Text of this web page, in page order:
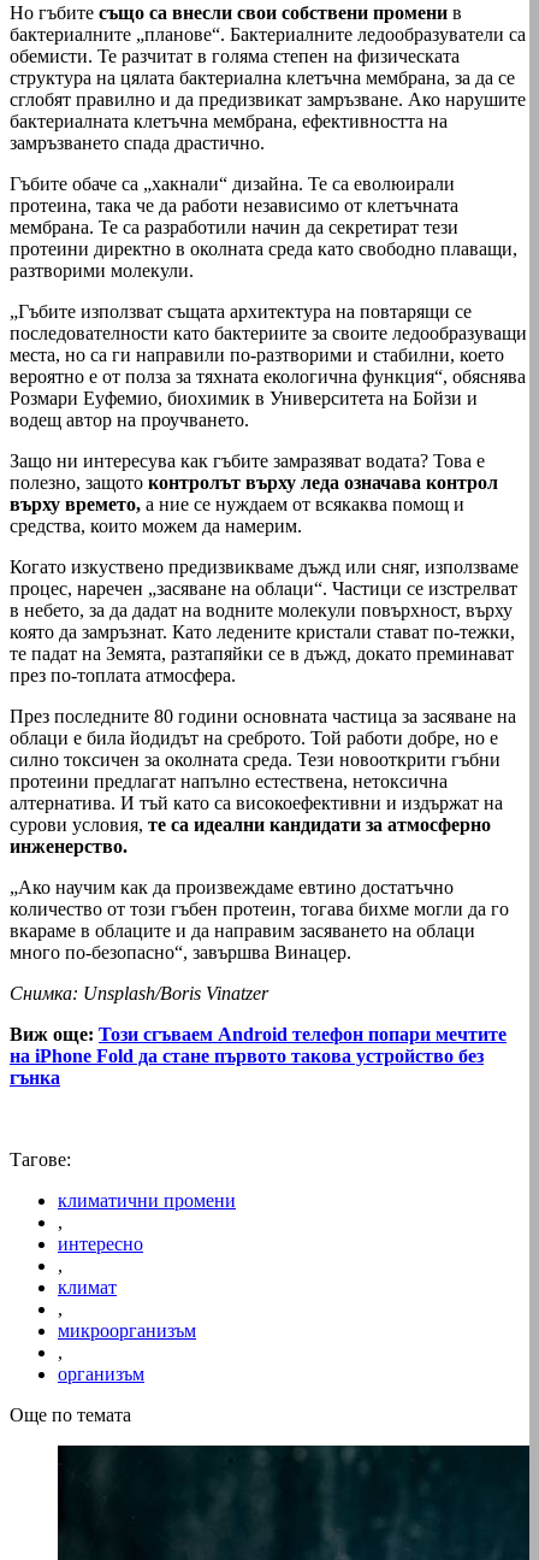
Но гъбите също са внесли свои собствени промени в
бактериалните „планове“. Бактериалните ледообразуватели са
обемисти. Те разчитат в голяма степен на физическата
структура на цялата бактериална клетъчна мембрана, за да се
сглобят правилно и да предизвикат замръзване. Ако нарушите
бактериалната клетъчна мембрана, ефективността на
замръзването спада драстично.
Гъбите обаче са „хакнали“ дизайна. Те са еволюирали
протеина, така че да работи независимо от клетъчната
мембрана. Те са разработили начин да секретират тези
протеини директно в околната среда като свободно плаващи,
разтворими молекули.
„Гъбите използват същата архитектура на повтарящи се
последователности като бактериите за своите ледообразуващи
места, но са ги направили по-разтворими и стабилни, което
вероятно е от полза за тяхната екологична функция“, обяснява
Розмари Еуфемио, биохимик в Университета на Бойзи и
водещ автор на проучването.
Защо ни интересува как гъбите замразяват водата? Това е
полезно, защото контролът върху леда означава контрол
върху времето, а ние се нуждаем от всякаква помощ и
средства, които можем да намерим.
Когато изкуствено предизвикваме дъжд или сняг, използваме
процес, наречен „засяване на облаци“. Частици се изстрелват
в небето, за да дадат на водните молекули повърхност, върху
която да замръзнат. Като ледените кристали стават по-тежки,
те падат на Земята, разтапяйки се в дъжд, докато преминават
през по-топлата атмосфера.
През последните 80 години основната частица за засяване на
облаци е била йодидът на среброто. Той работи добре, но е
силно токсичен за околната среда. Тези новооткрити гъбни
протеини предлагат напълно естествена, нетоксична
алтернатива. И тъй като са високоефективни и издържат на
сурови условия, те са идеални кандидати за атмосферно
инженерство.
„Ако научим как да произвеждаме евтино достатъчно
количество от този гъбен протеин, тогава бихме могли да го
вкараме в облаците и да направим засяването на облаци
много по-безопасно“, завършва Винацер.
Снимка: Unsplash/Boris Vinatzer
Виж още: Този сгъваем Android телефон попари мечтите
на iPhone Fold да стане първото такова устройство без
гънка
Тагове:
климатични промени
,
интересно
,
климат
,
микроорганизъм
,
организъм
Още по темата